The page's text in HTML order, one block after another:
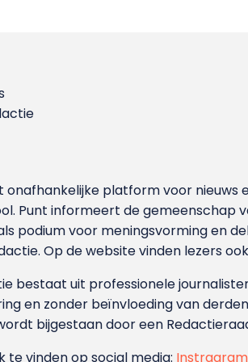
onafhankelijke platform voor
Punt informeert de gemeenschap
podium voor meningsvorming en
Op de website vinden lezers
bestaat uit professionele
en zonder beïnvloeding van
bijgestaan door een
te vinden op social media: Instragram